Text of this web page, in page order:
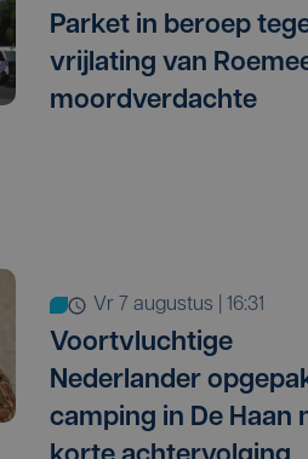
Parket in beroep
vrijlating van
moordverdachte
vr 7 augustus | 16:31
Voortvluchtige
Nederlander
camping in De Haan